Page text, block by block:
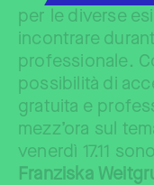
per le diverse
incontrare
professionale.
possibilità di
gratuita e
mezz’ora sul
venerdì 17.11
Franziska